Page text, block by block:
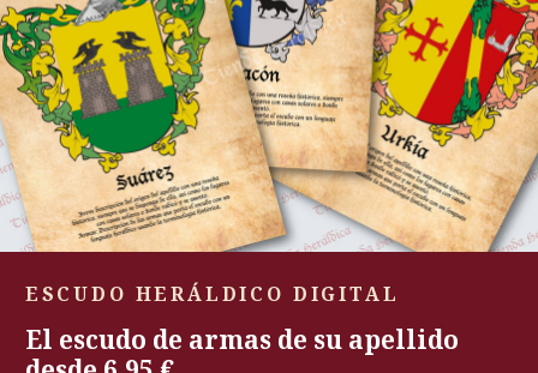
ESCUDO HERÁLDICO DIGITAL
El escudo de armas de su apellido